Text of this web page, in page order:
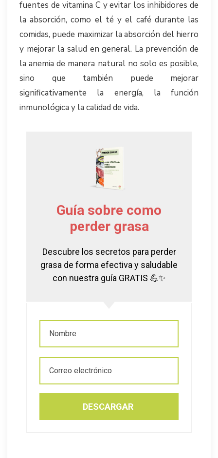
fuentes de vitamina C y evitar los inhibidores de
la absorción, como el té y el café durante las
comidas, puede maximizar la absorción del hierro
y mejorar la salud en general. La prevención de
la anemia de manera natural no solo es posible,
sino que también puede mejorar
significativamente la energía, la función
inmunológica y la calidad de vida.
Guía sobre como
perder grasa
Descubre los secretos para perder
grasa de forma efectiva y saludable
con nuestra guía GRATIS 💪✨
DESCARGAR